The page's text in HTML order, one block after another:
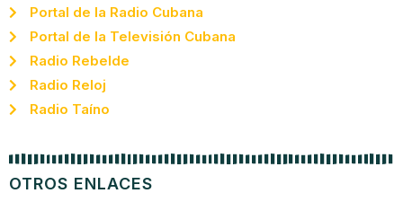
Portal de la Radio Cubana
Portal de la Televisión Cubana
Radio Rebelde
Radio Reloj
Radio Taíno
OTROS ENLACES